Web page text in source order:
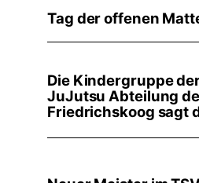
Tag der offenen
Die Kindergruppe
JuJutsu Abteilung
Friedrichskoog sagt